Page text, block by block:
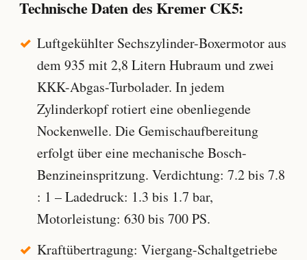
Technische Daten des Kremer CK5:
Luftgekühlter Sechszylinder-Boxermotor aus
dem 935 mit 2,8 Litern Hubraum und zwei
KKK-Abgas-Turbolader. In jedem
Zylinderkopf rotiert eine obenliegende
Nockenwelle. Die Gemischaufbereitung
erfolgt über eine mechanische Bosch-
Benzineinspritzung. Verdichtung: 7.2 bis 7.8
: 1 – Ladedruck: 1.3 bis 1.7 bar,
Motorleistung: 630 bis 700 PS.
Kraftübertragung: Viergang-Schaltgetriebe